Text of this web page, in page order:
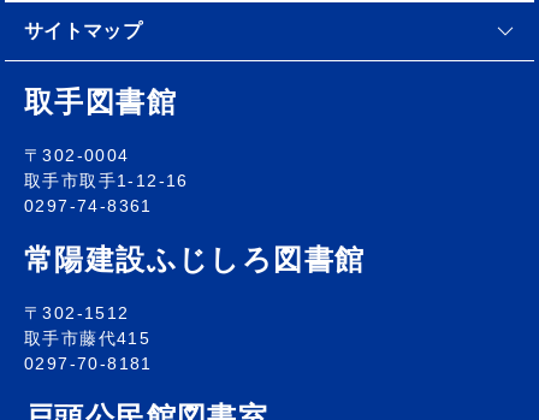
サイトマップ
取手図書館
〒302-0004
取手市取手1-12-16
0297-74-8361
常陽建設ふじしろ図書館
〒302-1512
取手市藤代415
0297-70-8181